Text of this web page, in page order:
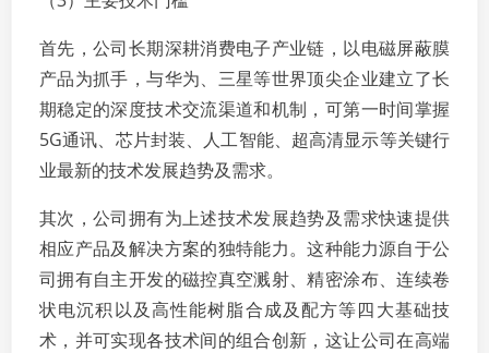
首先，公司长期深耕消费电子产业链，以电磁屏蔽膜
产品为抓手，与华为、三星等世界顶尖企业建立了长
期稳定的深度技术交流渠道和机制，可第一时间掌握
5G通讯、芯片封装、人工智能、超高清显示等关键行
业最新的技术发展趋势及需求。
其次，公司拥有为上述技术发展趋势及需求快速提供
相应产品及解决方案的独特能力。这种能力源自于公
司拥有自主开发的磁控真空溅射、精密涂布、连续卷
状电沉积以及高性能树脂合成及配方等四大基础技
术，并可实现各技术间的组合创新，这让公司在高端